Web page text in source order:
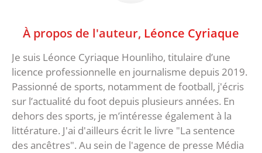
À propos de l'auteur, Léonce Cyriaque
Je suis Léonce Cyriaque Hounliho, titulaire d’une
licence professionnelle en journalisme depuis 2019.
Passionné de sports, notamment de football, j'écris
sur l’actualité du foot depuis plusieurs années. En
dehors des sports, je m’intéresse également à la
littérature. J'ai d'ailleurs écrit le livre "La sentence
des ancêtres". Au sein de l'agence de presse Média